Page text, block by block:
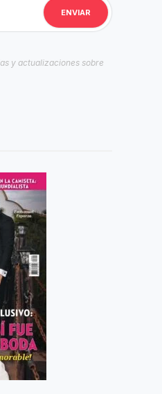
y actualizaciones sobre